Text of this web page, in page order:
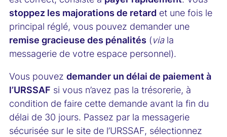
stoppez les majorations de retard et une fois le
principal réglé, vous pouvez demander une
remise gracieuse des pénalités (viala
messagerie de votre espace personnel).
Vous pouvez demander un délai de paiement à
l’URSSAF si vous n’avez pas la trésorerie, à
condition de faire cette demande avant la fin du
délai de 30 jours. Passez par la messagerie
sécurisée sur le site de l’URSSAF, sélectionnez